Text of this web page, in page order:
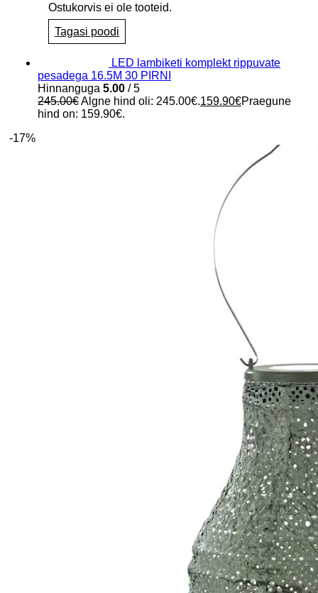
Ostukorvis ei ole tooteid.
Tagasi poodi
LED lambiketi komplekt rippuvate
pesadega 16.5M 30 PIRNI
Hinnanguga 5.00 / 5
245.00€Algne hind oli: 245.00€.159.90€Praegune
hind on: 159.90€.
-17%